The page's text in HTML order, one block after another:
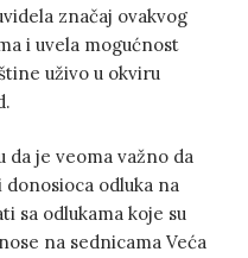
značaj ovakvog
i uvela mogućnost
uživo u okviru
je veoma važno da
odluka na
sa odlukama koje su
na sednicama Veća